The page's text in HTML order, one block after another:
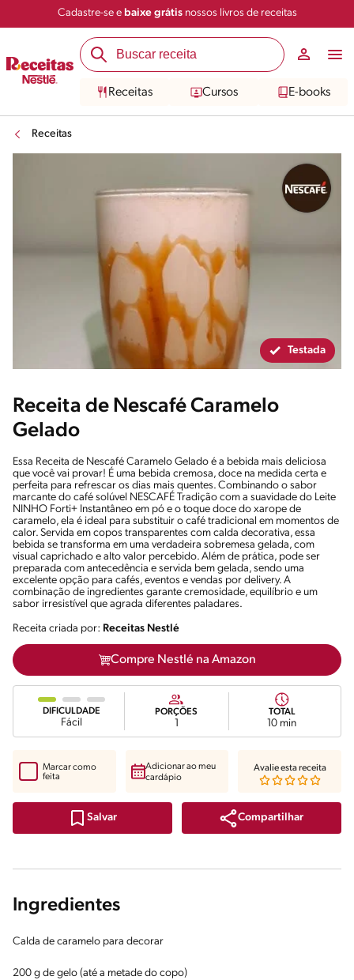
Cadastre-se e baixe grátisnossos livros de receitas
Receitas Cursos E-books
Receitas
Salvar Compartilhar
Testada
Receita de Nescafé Caramelo
Gelado
Essa Receita de Nescafé Caramelo Gelado é a bebida mais deliciosa
que você vai provar! É uma bebida cremosa, doce na medida certa e
perfeita para refrescar os dias mais quentes. Combinando o sabor
marcante do café solúvel NESCAFÉ Tradição com a suavidade do Leite
NINHO Forti+ Instantâneo em pó e o toque doce do xarope de
caramelo, ela é ideal para substituir o café tradicional em momentos de
calor. Servida em copos transparentes com calda decorativa, essa
bebida se transforma em uma verdadeira sobremesa gelada, com
visual caprichado e alto valor percebido. Além de prática, pode ser
preparada com antecedência e servida bem gelada, sendo uma
excelente opção para cafés, eventos e vendas por delivery. A
combinação de ingredientes garante cremosidade, equilíbrio e um
sabor irresistível que agrada diferentes paladares.
Receita criada por: Receitas Nestlé
Compre Nestlé na Amazon
DIFICULDADE
Fácil
PORÇÕES
1
TOTAL
10 min
Salvar Compartilhar
Marcar como
feita
Adicionar ao meu
cardápio
Avalie esta receita
Ingredientes
Calda de caramelo para decorar
200 g de gelo (até a metade do copo)